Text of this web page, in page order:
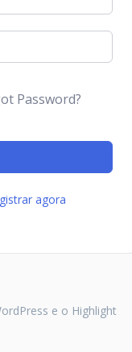
Password?
agora
e o Highlight